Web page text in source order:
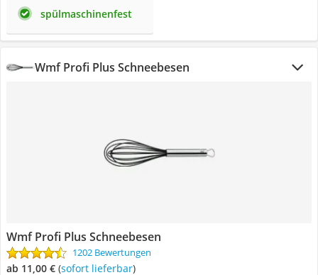
spülmaschinenfest
Wmf Profi Plus Schneebesen
Wmf Profi Plus Schneebesen
1202 Bewertungen
ab 11,00 € ( Sofort lieferbar)